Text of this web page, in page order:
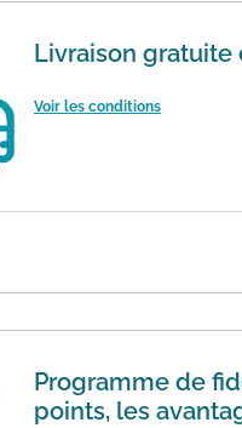
Livraison gratuite
Voir les conditions
commande en ligne
Programme de
points, les